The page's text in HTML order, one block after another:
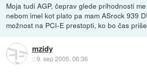
Moja tudi AGP, čeprav glede prihodnosti
nebom imel kot plato pa mam ASrock 939
možnost na PCI-E prestopti, ko bo čas
mzidy
::9. sep 2005, 06:36